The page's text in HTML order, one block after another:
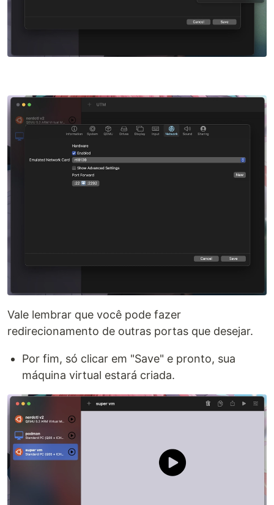
Vale lembrar que você pode fazer
redirecionamento de outras portas que desejar.
Por fim, só clicar em "Save" e pronto, sua
máquina virtual estará criada.